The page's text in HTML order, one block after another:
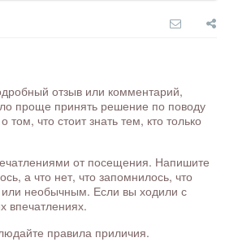
отзыв или комментарий,
проще принять решение по поводу
что стоит знать тем, кто только
от посещения. Напишите
а что нет, что запомнилось, что
необычным. Если вы ходили с
впечатлениях.
правила приличия.